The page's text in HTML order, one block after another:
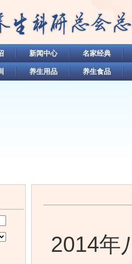
新闻中心 名家经典
养生用品 养生食品
2014年